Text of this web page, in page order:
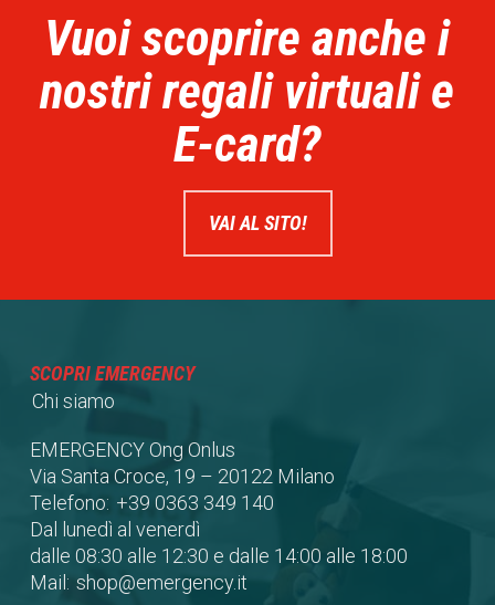
Vuoi scoprire anche i
nostri regali virtuali e
E-card?
VAI AL SITO!
SCOPRI EMERGENCY
Chi siamo
EMERGENCY Ong Onlus
Via Santa Croce, 19 – 20122 Milano
Telefono: +39 0363 349 140
Dal lunedì al venerdì
dalle 08:30 alle 12:30 e dalle 14:00 alle 18:00
Mail: shop@emergency.it